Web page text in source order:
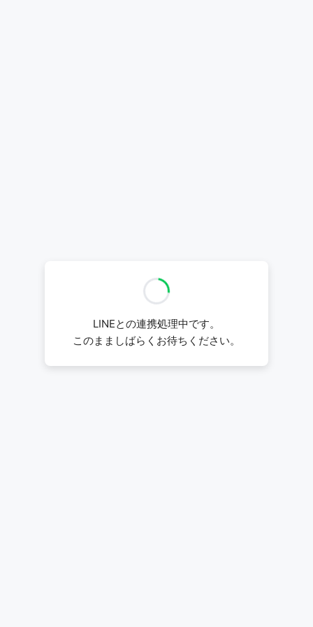
LINEとの連携処理中です。
このまましばらくお待ちください。